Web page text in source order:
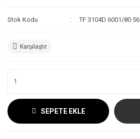
Stok Kodu TF 3104D 6001/80 56
Karşılaştır
SEPETE EKLE